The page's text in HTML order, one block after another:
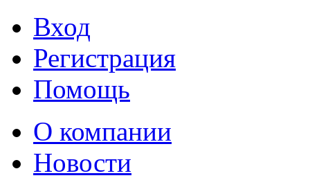
Вход
Регистрация
Помощь
О компании
Новости